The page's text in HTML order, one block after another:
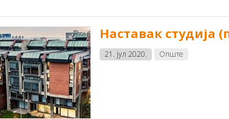
Наставак студија
21. јул 2020. Опште